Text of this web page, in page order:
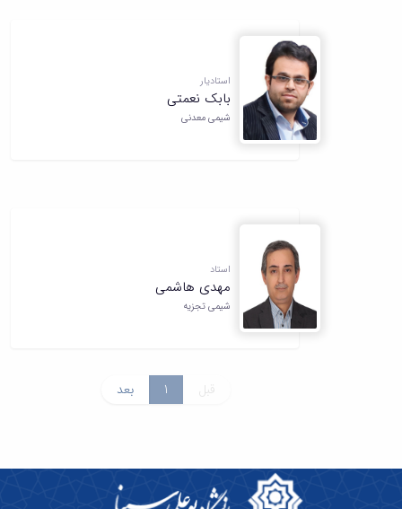
استادیار
بابک نعمتی
شیمی معدنی
استاد
مهدی هاشمی
شیمی تجزیه
قبل 1 بعد